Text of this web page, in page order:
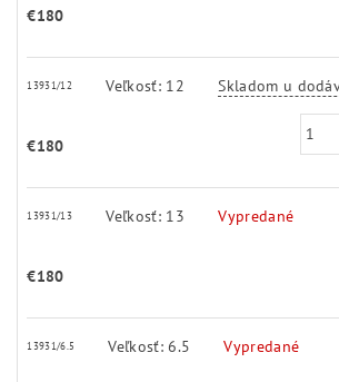
€180
13931/12 Veľkosť: 12 Skladom u
€180
13931/13 Veľkosť: 13 Vypredané
€180
13931/6.5 Veľkosť: 6.5 Vypredané